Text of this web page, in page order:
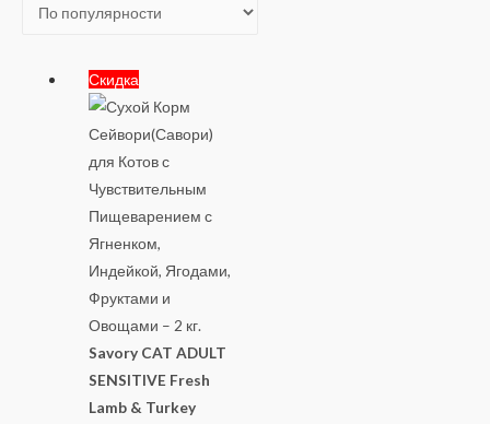
Скидка
Savory CAT ADULT
SENSITIVE Fresh
Lamb & Turkey